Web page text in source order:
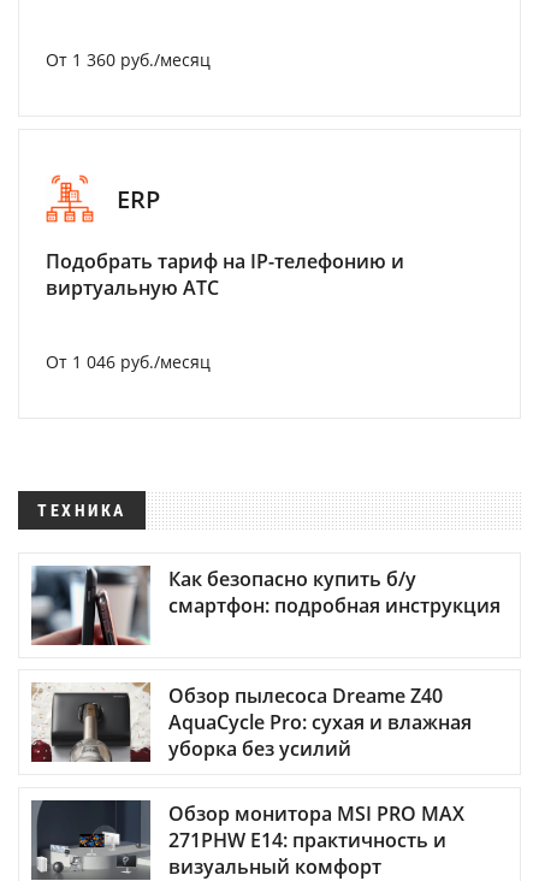
От 1 360 руб./месяц
ERP
Подобрать тариф на IP-телефонию и
виртуальную АТС
От 1 046 руб./месяц
ТЕХНИКА
Как безопасно купить б/у
смартфон: подробная инструкция
Обзор пылесоса Dreame Z40
AquaCycle Pro: сухая и влажная
уборка без усилий
Обзор монитора MSI PRO MAX
271PHW E14: практичность и
визуальный комфорт